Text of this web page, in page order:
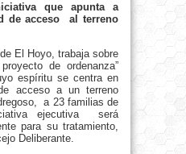
que apunta a
de acceso al terreno
El Hoyo, trabaja sobre
de ordenanza”
espíritu se centra en
acceso a un terreno
a 23 familias de
ejecutiva será
para su tratamiento,
Deliberante.